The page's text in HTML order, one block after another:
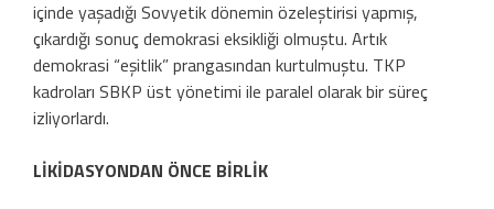
içinde yaşadığı Sovyetik dönemin özeleştirisi yapmış,
çıkardığı sonuç demokrasi eksikliği olmuştu. Artık
demokrasi “eşitlik” prangasından kurtulmuştu. TKP
kadroları SBKP üst yönetimi ile paralel olarak bir süreç
izliyorlardı.
LİKİDASYONDAN ÖNCE BİRLİK